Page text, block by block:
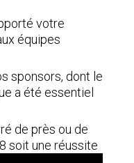
votre
équipes
sponsors, dont le
a été essentiel
de près ou de
soit une réussite